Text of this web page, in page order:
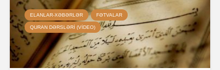
ELANLAR-XƏBƏRLƏR FƏTVALAR
QURAN DƏRSLƏRI (VIDEO)